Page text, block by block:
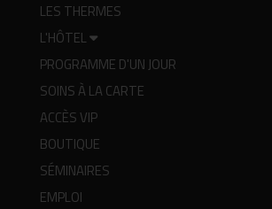
LES THERMES
L'HÔTEL
PROGRAMME D'UN JOUR
SOINS À LA CARTE
ACCÈS VIP
BOUTIQUE
SÉMINAIRES
EMPLOI